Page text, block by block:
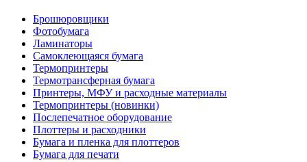
Брошюровщики
Фотобумага
Ламинаторы
Самоклеющаяся бумага
Термопринтеры
Термотрансферная бумага
Принтеры, МФУ и расходные материалы
Термопринтеры (новинки)
Послепечатное оборудование
Плоттеры и расходники
Бумага и пленка для плоттеров
Бумага для печати